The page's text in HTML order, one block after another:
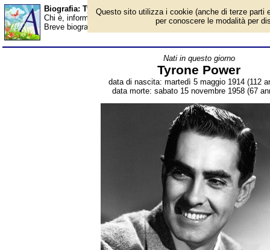
Biografia: Tyrone Power - Almanacco
Chi è, informazioni, foto, qual è la data di nascita, dove è nato,
Breve biografia. Voce dell'Almanacco.
Nati in questo giorno
Tyrone Power
data di nascita: martedì 5 maggio 1914 (112
data morte: sabato 15 novembre 1958 (67
Questo sito utilizza i cookie (anche di terze parti
per conoscere le modalità per